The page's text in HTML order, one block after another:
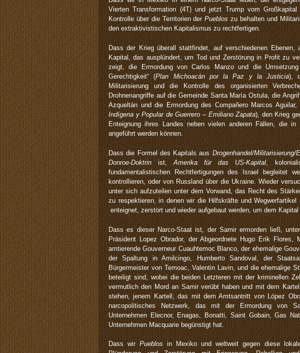
Vierten Transformation (4T) und jetzt Trump vom
Kontrolle über die Territorien derPuebloszu behalten und
den extraktivistischen Kapitalismus zu rechtfertigen.
Dass der Krieg überall stattfindet, auf verschiedenen
Kapital, das ausplündert, um Tod und Zerstörung in Profit zu
zeigt, die Ermordung von Carlos Manzo und die
Gerechtigkeit“ (Plan Michoacán por la Paz y la Justicia),
Militarisierung und die Kontrolle des organisierten
Drohnenangriffe auf die Gemeinde Santa María Ostula, die
Azqueltán und die Ermordung des Compañero Marcos
Indígena y Popular de Guerrero – Emiliano Zapata), den Krieg
Enteignung ihres Landes neben vielen anderen Fällen, die
angeführt werden können.
Dass die Formel des Kapitals aus Drogenhandel/Militarisierung/
Donroe-Doktrin ist,Amerika für das US-Kapital,
fundamentalistischen Rechtfertigungen des Israel begleitet
kontrollieren, oder von Russland über die Ukraine. Wieder
unter sich aufzuteilen unter dem Vorwand, das Recht des
zu respektieren, in denen wir die Hilfskräfte und
enteignet, zerstört und wieder aufgebaut werden, um dem Kapital
Dass es dieser Narco-Staat ist, der Samir ermorden ließ,
Präsident Lopez Obrador, der Abgeordnete Hugo Erik
amtierende Gouverneur Cuauhtemoc Blanco, der ehemalige
der Spaltung in Amilcingo, Humberto Sandoval, der
Bürgermeister von Temoac, Valentin Lavin, und die ehemalige
beteiligt sind, wobei die beiden Letzteren mit der kriminellen
vermutlich den Mord an Samir verübt haben und mit dem
stehen, jenem Kartell, das mit dem Amtsantritt von López
narcopolitisches Netzwerk, das mit der Ermordung von
Unternehmen Elecnor, Enagas, Bonatti, Saint Gobain, Gas
Unternehmen Macquarie begünstigt hat.
Dass wirPueblosin Mexiko und weltweit gegen diese